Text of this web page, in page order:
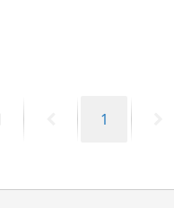
VorherigeSeite
1